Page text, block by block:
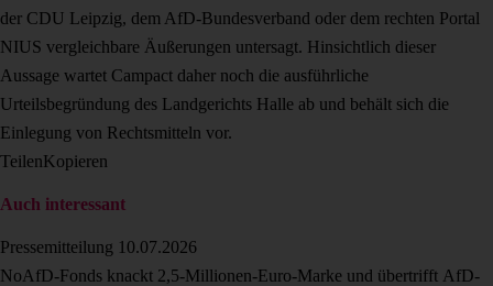
der CDU Leipzig, dem AfD-Bundesverband oder dem rechten Portal
NIUS vergleichbare Äußerungen untersagt. Hinsichtlich dieser
Aussage wartet Campact daher noch die ausführliche
Urteilsbegründung des Landgerichts Halle ab und behält sich die
Einlegung von Rechtsmitteln vor.
TeilenKopieren
Auch interessant
Pressemitteilung 10.07.2026
NoAfD-Fonds knackt 2,5-Millionen-Euro-Marke und übertrifft AfD-